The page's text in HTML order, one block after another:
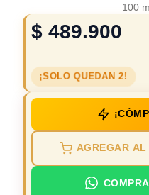
100
$ 489.900
¡SOLO QUEDAN 2!
AGREGAR AL